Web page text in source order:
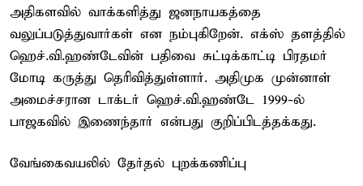
அதிகளவில் வாக்களித்து ஜனநாயகத்தை
வலுப்படுத்துவார்கள் என நம்புகிறேன். எக்ஸ் தளத்தில்
ஹெச்.வி.ஹண்டேவின் பதிவை சுட்டிக்காட்டி பிரதமர்
மோடி கருத்து தெரிவித்துள்ளார். அதிமுக முன்னாள்
அமைச்சரான டாக்டர் ஹெச்.வி.ஹண்டே 1999-ல்
பாஜகவில் இணைந்தார் என்பது குறிப்பிடத்தக்கது.
வேங்கைவயலில் தேர்தல் புறக்கணிப்பு